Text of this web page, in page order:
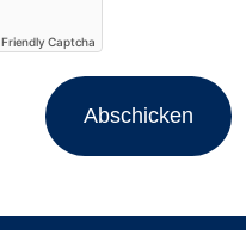
Friendly Captcha
Abschicken